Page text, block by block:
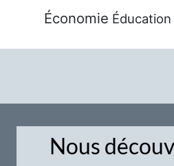
Économie Éducation
Nous